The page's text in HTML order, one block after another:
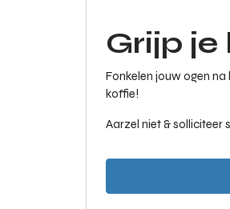
Grijp je
Fonkelen jouw ogen
koffie!
Aarzel niet & solliciteer